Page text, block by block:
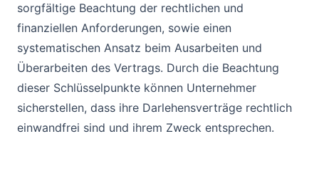
sorgfältige Beachtung der rechtlichen und
finanziellen Anforderungen, sowie einen
systematischen Ansatz beim Ausarbeiten und
Überarbeiten des Vertrags. Durch die Beachtung
dieser Schlüsselpunkte können Unternehmer
sicherstellen, dass ihre Darlehensverträge rechtlich
einwandfrei sind und ihrem Zweck entsprechen.